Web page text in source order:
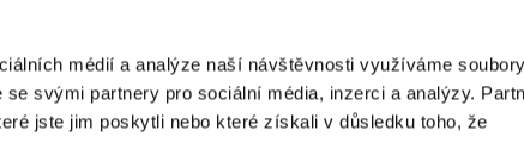
médií a analýze naší návštěvnosti využíváme soubory
svými partnery pro sociální média, inzerci a analýzy.
jste jim poskytli nebo které získali v důsledku toho, že
Ke stažení (0)
komfortu.